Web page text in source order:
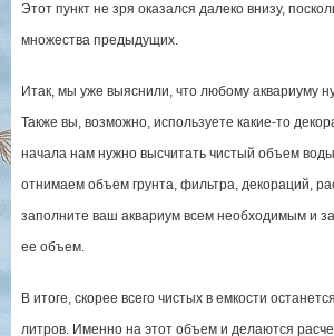
Этот пункт не зря оказался далеко внизу,
множества предыдущих.
Итак, мы уже выяснили, что любому аквариуму
Также вы, возможно, используете какие-то
начала нам нужно высчитать чистый объем
отнимаем объем грунта, фильтра, декораций,
заполните ваш аквариум всем необходимым и
ее объем.
В итоге, скорее всего чистых в емкости
литров. Именно на этот объем и делаются